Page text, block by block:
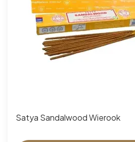
Satya Sandalwood Wierook